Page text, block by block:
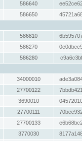
586640
586650
586810
586270
586280
34000010
27700122
3690010
27700111
27700133
3770030